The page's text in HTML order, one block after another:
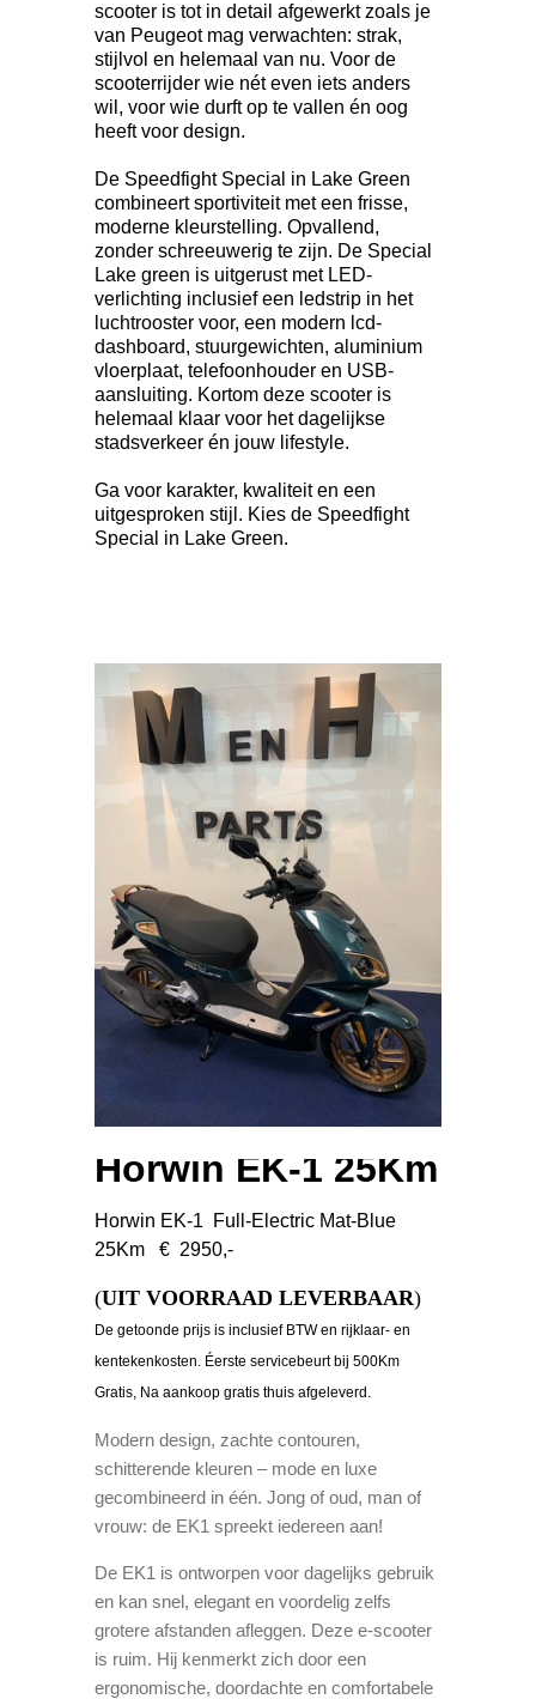
scooter is tot in detail afgewerkt zoals je
van Peugeot mag verwachten: strak,
stijlvol en helemaal van nu. Voor de
scooterrijder wie nét even iets anders
wil, voor wie durft op te vallen én oog
heeft voor design.
De Speedfight Special in Lake Green
combineert sportiviteit met een frisse,
moderne kleurstelling. Opvallend,
zonder schreeuwerig te zijn. De Special
Lake green is uitgerust met LED-
verlichting inclusief een ledstrip in het
luchtrooster voor, een modern lcd-
dashboard, stuurgewichten, aluminium
vloerplaat, telefoonhouder en USB-
aansluiting. Kortom deze scooter is
helemaal klaar voor het dagelijkse
stadsverkeer én jouw lifestyle.
Ga voor karakter, kwaliteit en een
uitgesproken stijl. Kies de Speedfight
Special in Lake Green.
Horwin EK-1 25Km
Horwin EK-1 Full-Electric Mat-Blue
25Km € 2950,-
(UIT VOORRAAD LEVERBAAR)
De getoonde prijs is inclusief BTW en rijklaar- en
kentekenkosten. Éerste servicebeurt bij 500Km
Gratis, Na aankoop gratis thuis afgeleverd.
Modern design, zachte contouren,
schitterende kleuren – mode en luxe
gecombineerd in één. Jong of oud, man of
vrouw: de EK1 spreekt iedereen aan!
De EK1 is ontworpen voor dagelijks gebruik
en kan snel, elegant en voordelig zelfs
grotere afstanden afleggen. Deze e-scooter
is ruim. Hij kenmerkt zich door een
ergonomische, doordachte en comfortabele